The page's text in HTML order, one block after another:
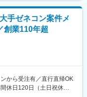
手ゼネコン案件メ
創業110年超
から受注有／直行直帰OK
休日120日（土日祝休）